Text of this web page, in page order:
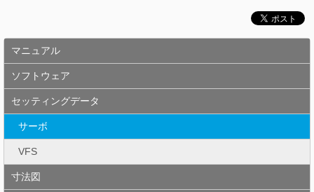
マニュアル
ソフトウェア
セッティングデータ
サーボ
VFS
寸法図